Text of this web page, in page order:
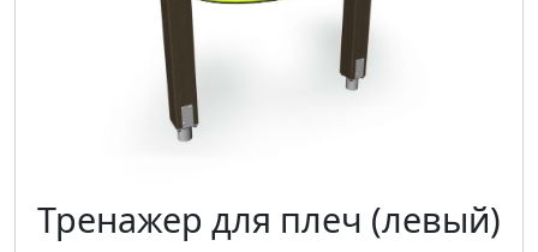
Тренажер для плеч (левый)